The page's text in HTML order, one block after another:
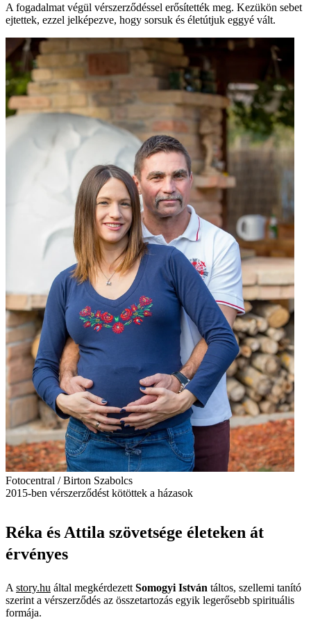
A fogadalmat végül vérszerződéssel erősítették meg. Kezükön sebet
ejtettek, ezzel jelképezve, hogy sorsuk és életútjuk eggyé vált.
Fotocentral / Birton Szabolcs
2015-ben vérszerződést kötöttek a házasok
Réka és Attila szövetsége életeken át
érvényes
A story.hu által megkérdezett Somogyi István táltos, szellemi tanító
szerint a vérszerződés az összetartozás egyik legerősebb spirituális
formája.